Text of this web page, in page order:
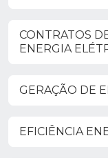
CONTRATOS
ENERGIA
GERAÇÃO DE
EFICIÊNCIA